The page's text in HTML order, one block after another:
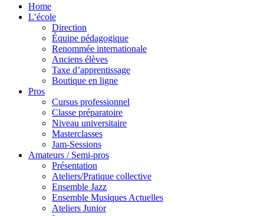
Home
L’école
Direction
Équipe pédagogique
Renommée internationale
Anciens élèves
Taxe d’apprentissage
Boutique en ligne
Pros
Cursus professionnel
Classe préparatoire
Niveau universitaire
Masterclasses
Jam-Sessions
Amateurs / Semi-pros
Présentation
Ateliers/Pratique collective
Ensemble Jazz
Ensemble Musiques Actuelles
Ateliers Junior